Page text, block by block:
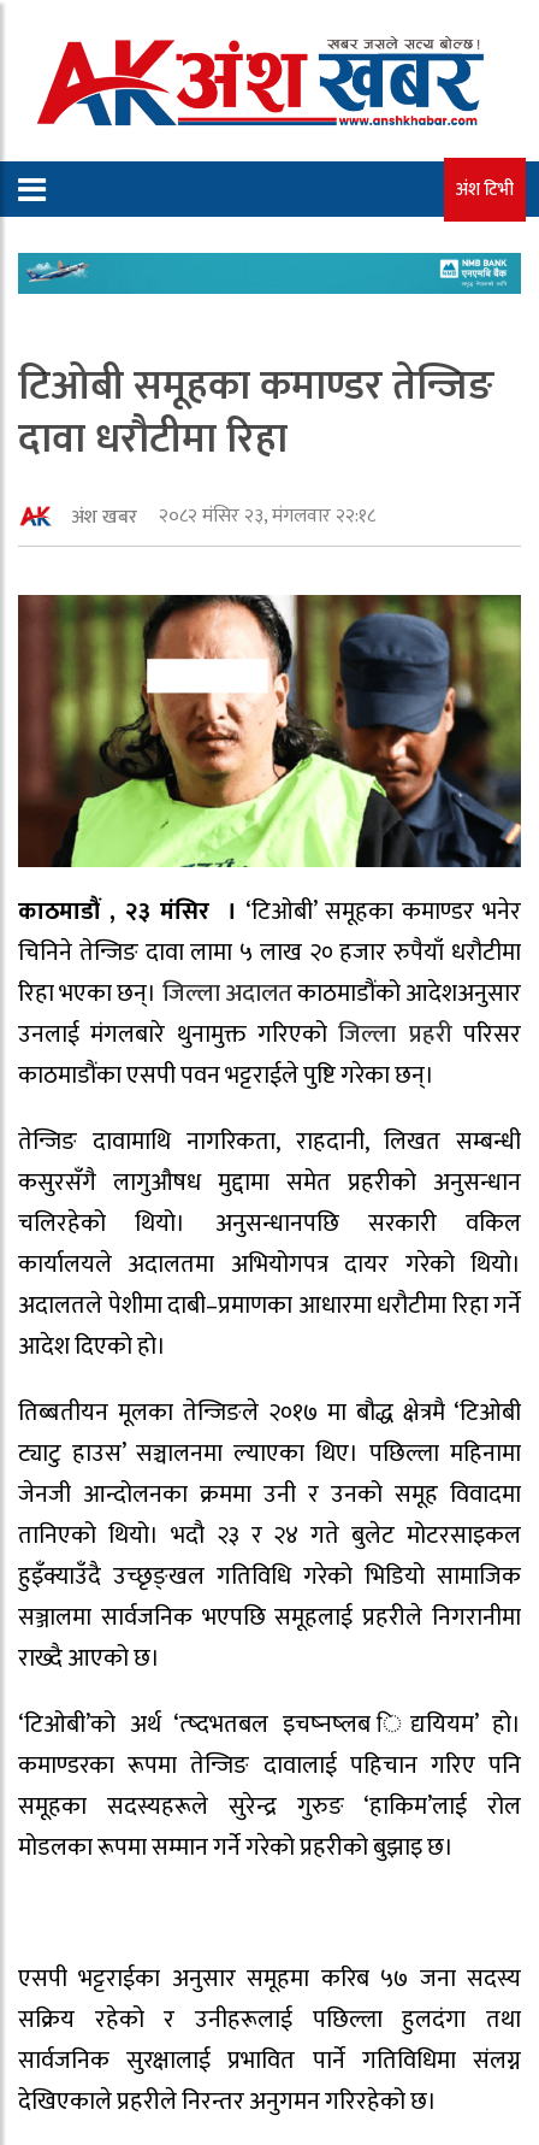
अंश टिभी
टिओबी समूहका कमाण्डर तेन्जिङ
दावा धरौटीमा रिहा
अंश खबर २०८२ मंसिर २३, मंगलवार २२:१८
काठमाडौं , २३ मंसिर । ‘टिओबी’ समूहका कमाण्डर भनेर
चिनिने तेन्जिङ दावा लामा ५ लाख २० हजार रुपैयाँ धरौटीमा
रिहा भएका छन्। जिल्ला अदालतकाठमाडौंको आदेशअनुसार
उनलाई मंगलबारे थुनामुक्त गरिएकोजिल्ला प्रहरीपरिसर
काठमाडौंका एसपी पवन भट्टराईले पुष्टि गरेका छन्।
तेन्जिङ दावामाथि नागरिकता, राहदानी, लिखत सम्बन्धी
कसुरसँगै लागुऔषध मुद्दामा समेत प्रहरीको अनुसन्धान
चलिरहेको थियो। अनुसन्धानपछि सरकारी वकिल
कार्यालयले अदालतमा अभियोगपत्र दायर गरेको थियो।
अदालतले पेशीमा दाबी–प्रमाणका आधारमा धरौटीमा रिहा गर्ने
आदेश दिएको हो।
तिब्बतीयन मूलका तेन्जिङले २०१७ मा बौद्ध क्षेत्रमै ‘टिओबी
ट्याटु हाउस’ सञ्चालनमा ल्याएका थिए। पछिल्ला महिनामा
जेनजी आन्दोलनका क्रममा उनी र उनको समूह विवादमा
तानिएको थियो। भदौ २३ र २४ गते बुलेट मोटरसाइकल
हुइँक्याउँदै उच्छृङ्खल गतिविधि गरेको भिडियो सामाजिक
सञ्जालमा सार्वजनिक भएपछि समूहलाई प्रहरीले निगरानीमा
राख्दै आएको छ।
‘टिओबी’को अर्थ ‘त्ष्दभतबल इचष्नष्लब िद्ययियम’ हो।
कमाण्डरका रूपमा तेन्जिङ दावालाई पहिचान गरिए पनि
समूहका सदस्यहरूले सुरेन्द्र गुरुङ ‘हाकिम’लाई रोल
मोडलका रूपमा सम्मान गर्ने गरेको प्रहरीको बुझाइ छ।
एसपी भट्टराईका अनुसार समूहमा करिब ५७ जना सदस्य
सक्रिय रहेको र उनीहरूलाई पछिल्ला हुलदंगा तथा
सार्वजनिक सुरक्षालाई प्रभावित पार्ने गतिविधिमा संलग्न
देखिएकाले प्रहरीले निरन्तर अनुगमन गरिरहेको छ।